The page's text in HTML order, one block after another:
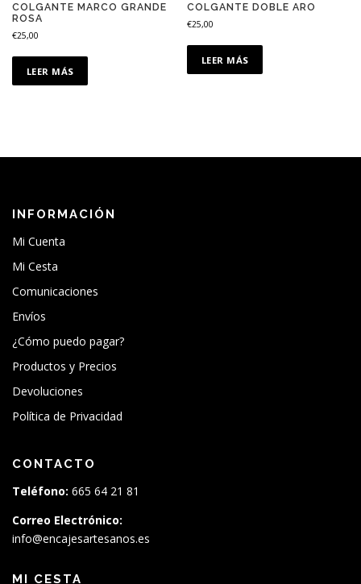
COLGANTE MARCO GRANDE
ROSA
€25,00
LEER MÁS
COLGANTE DOBLE ARO
€25,00
LEER MÁS
INFORMACIÓN
Mi Cuenta
Mi Cesta
Comunicaciones
Envíos
¿Cómo puedo pagar?
Productos y Precios
Devoluciones
Política de Privacidad
CONTACTO
Teléfono: 665 64 21 81
Correo Electrónico:
info@encajesartesanos.es
MI CESTA